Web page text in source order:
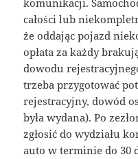
komunikacji.
całości lub
że oddając pojazd
opłata za każdy
dowodu
trzeba przygotować
rejestracyjny, dowód
była wydana). Po
zgłosić do wydziału
auto w terminie do 30